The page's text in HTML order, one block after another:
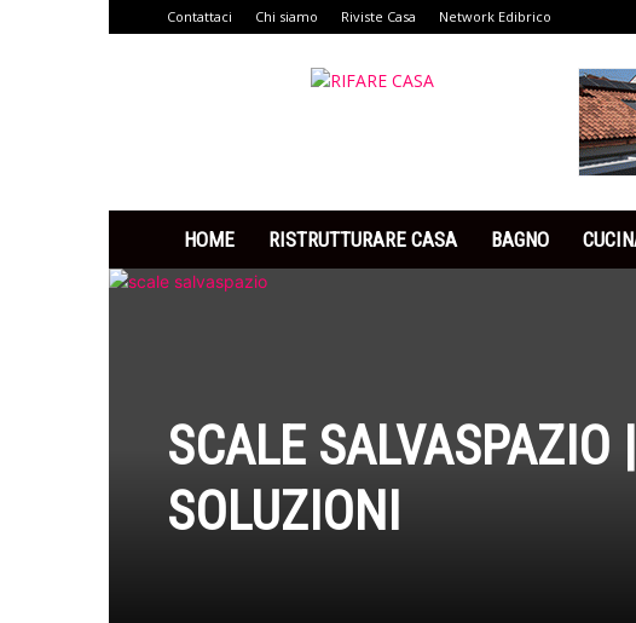
Contattaci Chi siamo Riviste Casa Network Edibrico
HOME RISTRUTTURARE CASA BAGNO
SCALE SALVASPAZIO
SOLUZIONI